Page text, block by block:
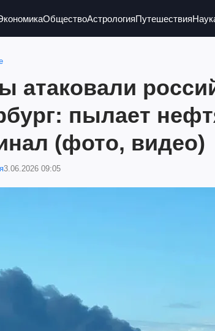
ОбществоАстрологияПутешествия
атаковали
пылает
(фото, видео)
3.06.2026 09:05